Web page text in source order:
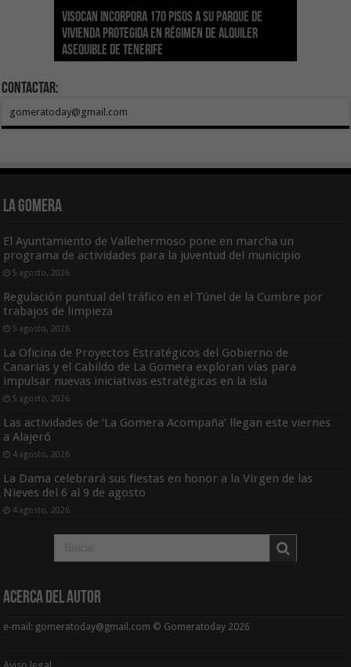
Visocan incorpora 170 pisos a su parque de
vivienda protegida en régimen de alquiler
asequible de Tenerife
Sanidad refuerza la capacidad diagnóstica de
los centros de salud con el impulso de la
ecografía clínica
El Gobierno de Canarias convoca el Concurso de
Sal Marina Agrocanarias 2026
Transición despliega un sistema fotovoltaico
autónomo en los edificios del Parque Nacional
del Teide
La ESSSCAN inicia la formación en primeros
auxilios para árbitros deportivos dentro del
Proyecto Ganar
El Gobierno de Canarias concede ayudas por
valor de 1,19M€ a las Cofradías de Pescadores
para sufragar sus gastos corrientes
Contactar:
gomeratoday@gmail.com
La Gomera
El Ayuntamiento de Vallehermoso pone en marcha un
programa de actividades para la juventud del municipio
5 agosto, 2026
Regulación puntual del tráfico en el Túnel de la Cumbre por
trabajos de limpieza
5 agosto, 2026
La Oficina de Proyectos Estratégicos del Gobierno de
Canarias y el Cabildo de La Gomera exploran vías para
impulsar nuevas iniciativas estratégicas en la isla
5 agosto, 2026
Las actividades de ‘La Gomera Acompaña’ llegan este viernes
a Alajeró
4 agosto, 2026
La Dama celebrará sus fiestas en honor a la Virgen de las
Nieves del 6 al 9 de agosto
4 agosto, 2026
Acerca del Autor
e-mail: gomeratoday@gmail.com © Gomeratoday 2026